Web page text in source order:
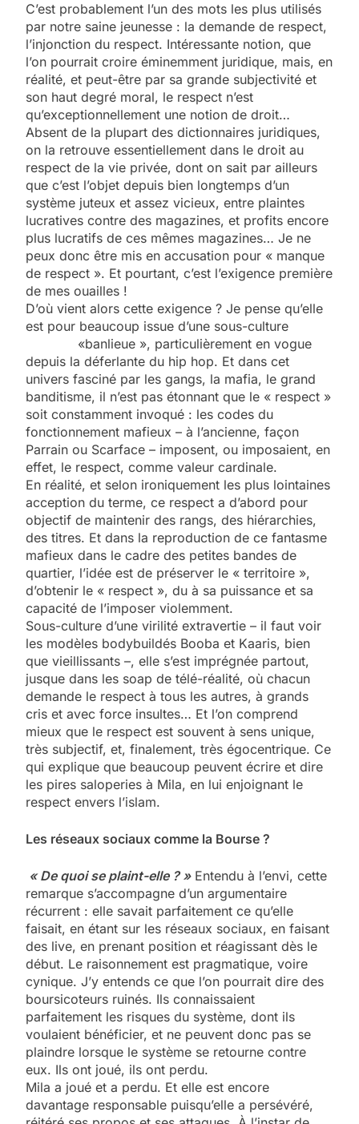
C’est probablement l’un des mots les plus utilisés
par notre saine jeunesse : la demande de respect,
l’injonction du respect. Intéressante notion, que
l’on pourrait croire éminemment juridique, mais, en
réalité, et peut-être par sa grande subjectivité et
son haut degré moral, le respect n’est
qu’exceptionnellement une notion de droit…
Absent de la plupart des dictionnaires juridiques,
on la retrouve essentiellement dans le droit au
respect de la vie privée, dont on sait par ailleurs
que c’est l’objet depuis bien longtemps d’un
système juteux et assez vicieux, entre plaintes
lucratives contre des magazines, et profits encore
plus lucratifs de ces mêmes magazines… Je ne
peux donc être mis en accusation pour « manque
de respect ». Et pourtant, c’est l’exigence première
de mes ouailles !
D’où vient alors cette exigence ? Je pense qu’elle
est pour beaucoup issue d’une sous-culture
«banlieue », particulièrement en vogue
depuis la déferlante du hip hop. Et dans cet
univers fasciné par les gangs, la mafia, le grand
banditisme, il n’est pas étonnant que le « respect »
soit constamment invoqué : les codes du
fonctionnement mafieux – à l’ancienne, façon
Parrain ou Scarface – imposent, ou imposaient, en
effet, le respect, comme valeur cardinale.
En réalité, et selon ironiquement les plus lointaines
acception du terme, ce respect a d’abord pour
objectif de maintenir des rangs, des hiérarchies,
des titres. Et dans la reproduction de ce fantasme
mafieux dans le cadre des petites bandes de
quartier, l’idée est de préserver le « territoire »,
d’obtenir le « respect », du à sa puissance et sa
capacité de l’imposer violemment.
Sous-culture d’une virilité extravertie – il faut voir
les modèles bodybuildés Booba et Kaaris, bien
que vieillissants –, elle s’est imprégnée partout,
jusque dans les soap de télé-réalité, où chacun
demande le respect à tous les autres, à grands
cris et avec force insultes… Et l’on comprend
mieux que le respect est souvent à sens unique,
très subjectif, et, finalement, très égocentrique. Ce
qui explique que beaucoup peuvent écrire et dire
les pires saloperies à Mila, en lui enjoignant le
respect envers l’islam.
Les réseaux sociaux comme la Bourse ?
« De quoi se plaint-elle ? »Entendu à l’envi, cette
remarque s’accompagne d’un argumentaire
récurrent : elle savait parfaitement ce qu’elle
faisait, en étant sur les réseaux sociaux, en faisant
des live, en prenant position et réagissant dès le
début. Le raisonnement est pragmatique, voire
cynique. J’y entends ce que l’on pourrait dire des
boursicoteurs ruinés. Ils connaissaient
parfaitement les risques du système, dont ils
voulaient bénéficier, et ne peuvent donc pas se
plaindre lorsque le système se retourne contre
eux. Ils ont joué, ils ont perdu.
Mila a joué et a perdu. Et elle est encore
davantage responsable puisqu’elle a persévéré,